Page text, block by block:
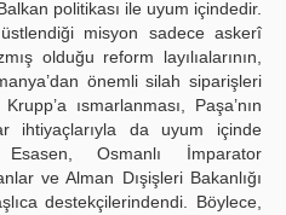
politikası ile uyum içindedir.
üstlendiği misyon sadece askerî
olduğu reform layılıalarının,
önemli silah siparişleri
ısmarlanması, Paşa’nın
ihtiyaçlarıyla da uyum içinde
Esasen, Osmanlı İmparator
ve Alman Dışişleri Bakanlığı
destekçilerindendi. Böylece,